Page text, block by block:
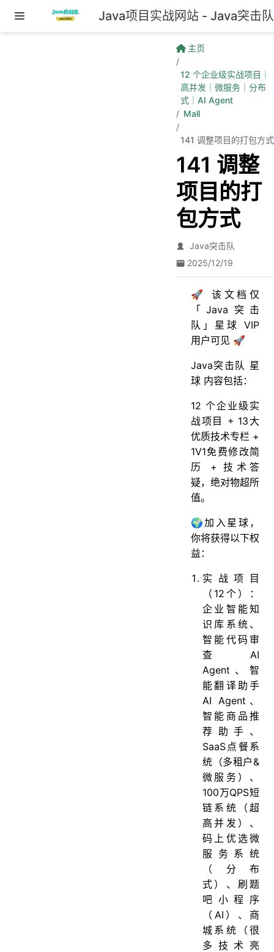
跳至主要內容 Java项目实战网站 - Java突击队
主页
12 个企业级实战项目｜
高并发｜微服务｜分布
式｜AI Agent
Mall
141 调整项目的打包方式
141 调整
项目的打
包方式
Java突击队
2025/12/19
🚀 该文档仅
「Java突击
队」星球 VIP
用户可见 🚀
Java突击队 星
球 内容包括：
12 个企业级实
战项目 + 13大
优质技术专栏 +
1V1免费修改简
历 + 技术答
疑，绝对物超所
值。
🌍加入星球，
你将获得以下权
益：
实战项目
（12个）：
企业智能知
识库系统、
智能代码审
查AI
Agent、智
能翻译助手
AI Agent、
智能商品推
荐助手、
SaaS点餐系
统（多租户&
微服务）、
100万QPS短
链系统（超
高并发）、
码上优选微
服务系统
（分布
式）、刷题
吧小程序
（AI）、商
城系统（很
多技术亮